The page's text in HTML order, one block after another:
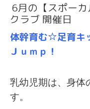
6月の【スポー
クラブ 開催日
体幹育む☆足育キ
Ｊｕｍｐ！
乳幼児期は、身体
す。